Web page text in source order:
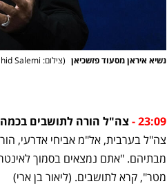
נשיא איראן מסעוד פזשכיאן (צילום: AP Photo/Vahid Salemi
23:09 - צה"ל הורה לתושבים
מטר", קרא לתושבים. (ליאור בן ארי)